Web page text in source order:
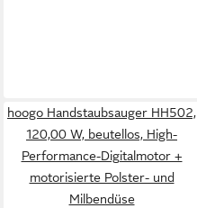
hoogo Handstaubsauger HH502,
120,00 W, beutellos, High-
Performance-Digitalmotor +
motorisierte Polster- und
Milbendüse